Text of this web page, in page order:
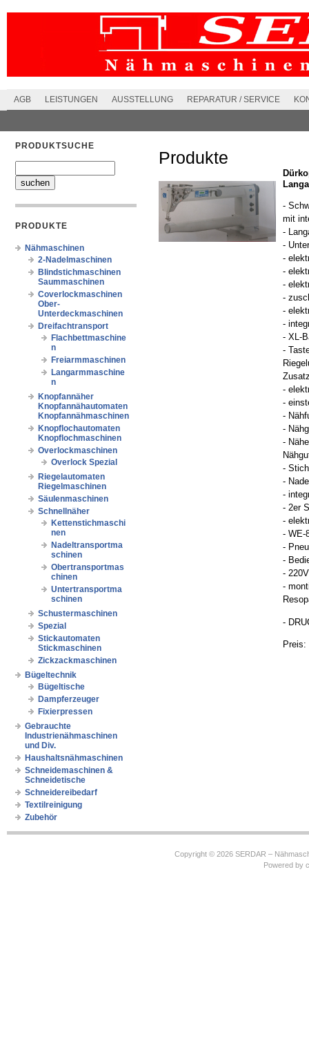
AGB LEISTUNGEN AUSSTELLUNG REPARATUR / SERVICE
PRODUKTSUCHE
PRODUKTE
Nähmaschinen
2-Nadelmaschinen
Blindstichmaschinen
Saummaschinen
Coverlockmaschinen
Ober-
Unterdeckmaschinen
Dreifachtransport
Flachbettmaschine
n
Freiarmmaschinen
Langarmmaschine
n
Knopfannäher
Knopfannähautomaten
Knopfannähmaschinen
Knopflochautomaten
Knopflochmaschinen
Overlockmaschinen
Overlock Spezial
Riegelautomaten
Riegelmaschinen
Säulenmaschinen
Schnellnäher
Kettenstichmaschi
nen
Nadeltransportma
schinen
Obertransportmas
chinen
Untertransportma
schinen
Schustermaschinen
Spezial
Stickautomaten
Stickmaschinen
Zickzackmaschinen
Bügeltechnik
Bügeltische
Dampferzeuger
Fixierpressen
Gebrauchte
Industrienähmaschinen
und Div.
Haushaltsnähmaschinen
Schneidemaschinen &
Schneidetische
Schneidereibedarf
Textilreinigung
Zubehör
Produkte
-
mit
-
-
-
-
-
-
-
-
- XL-
-
-
-
-
-
-
-
-
-
- 2er
-
- WE-
-
-
-
-
-
Preis:
Copyright © 2026 SERDAR –
Powered by